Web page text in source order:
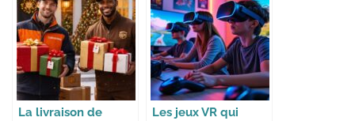
La livraison de
Les jeux VR qui